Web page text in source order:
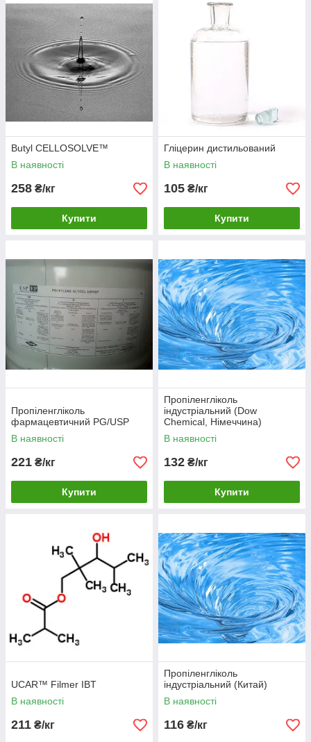
Butyl CELLOSOLVE™
В наявності
258 ₴/кг
Купити
Гліцерин дистильований
В наявності
105 ₴/кг
Купити
Пропіленгліколь
фармацевтичний PG/USP
В наявності
221 ₴/кг
Купити
Пропіленгліколь
індустріальний (Dow
Chemical, Німеччина)
В наявності
132 ₴/кг
Купити
UCAR™ Filmer IBT
В наявності
211 ₴/кг
Пропіленгліколь
індустріальний (Китай)
В наявності
116 ₴/кг